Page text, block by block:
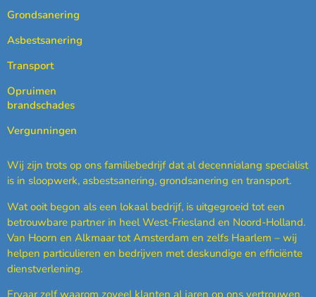
Grondsanering
Asbestsanering
Transport
Opruimen
brandschades
Vergunningen
Wij zijn trots op ons familiebedrijf dat al decennialang specialist
is in sloopwerk, asbestsanering, grondsanering en transport.
Wat ooit begon als een lokaal bedrijf, is uitgegroeid tot een
betrouwbare partner in heel West-Friesland en Noord-Holland.
Van Hoorn en Alkmaar tot Amsterdam en zelfs Haarlem – wij
helpen particulieren en bedrijven met deskundige en efficiënte
dienstverlening.